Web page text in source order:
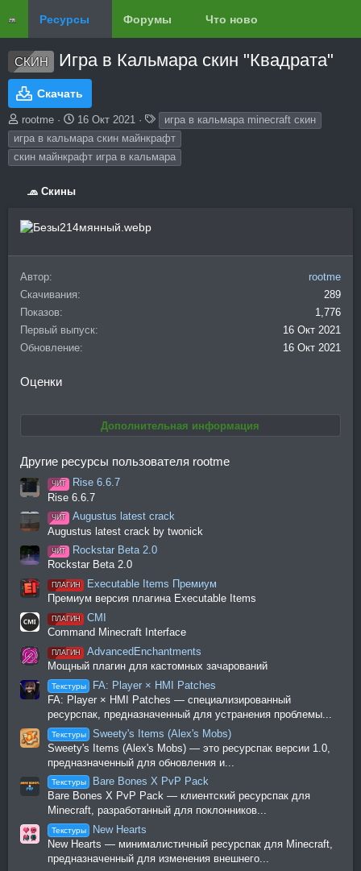
Ресурсы Форумы Что нового?
СКИН Игра в Кальмара скин "Квадрата"
Скачать
А
в
т
о
rootme
Д
а
т
а
а
16 Окт 2021
е
г
и
игра в кальмара minecraft скин
игра в кальмара скин майнкрафт
скин майнкрафт игра в кальмара
🧢 Скины
Автор
rootme
Скачивания
289
Показов
1,776
Первый выпуск
16 Окт 2021
Обновление
16 Окт 2021
Оценки
Дополнительная информация
Другие ресурсы пользователя rootme
ЧИТ
Rise 6.6.7
Rise 6.6.7
ЧИТ
Augustus latest crack
Augustus latest crack by twonick
ЧИТ
Rockstar Beta 2.0
Rockstar Beta 2.0
ПЛАГИН
Executable Items Премиум
Премиум версия плагина Executable Items
ПЛАГИН
CMI
Command Minecraft Interface
ПЛАГИН
AdvancedEnchantments
Мощный плагин для кастомных зачарований
Текстуры
FA: Player × HMI Patches
FA: Player × HMI Patches — специализированный
ресурспак, предназначенный для устранения проблемы...
Текстуры
Sweety's Items (Alex's Mobs)
Sweety's Items (Alex's Mobs) — это ресурспак версии 1.0,
предназначенный для обновления и...
Текстуры
Bare Bones X PvP Pack
Bare Bones X PvP Pack — клиентский ресурспак для
Minecraft, разработанный для поклонников...
Текстуры
New Hearts
New Hearts — минималистичный ресурспак для Minecraft,
предназначенный для изменения внешнего...